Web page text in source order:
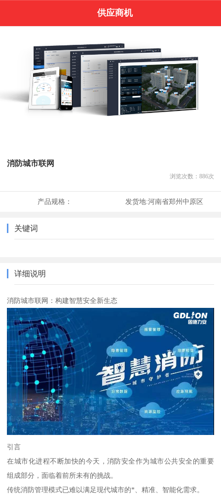
供应商机
消防城市联网
浏览次数： 886次
产品规格： 发货地:河南省郑州中原区
关键词
详细说明
消防城市联网：构建智慧安全新生态
引言
在城市化进程不断加快的今天，消防安全作为城市公共安全的重要
组成部分，面临着前所未有的挑战。
传统消防管理模式已难以满足现代城市的*、精准、智能化需求。